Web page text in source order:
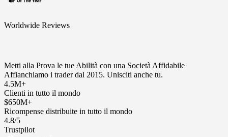
Worldwide Reviews
Metti alla Prova le tue Abilità con una Società Affidabile
Affianchiamo i trader dal 2015. Unisciti anche tu.
4.5M+
Clienti in tutto il mondo
$650M+
Ricompense distribuite in tutto il mondo
4.8/5
Trustpilot